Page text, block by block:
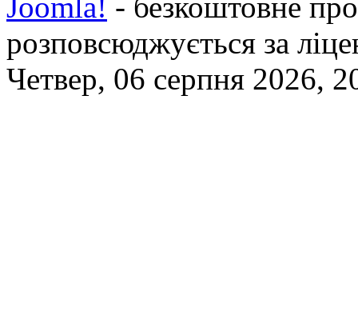
Joomla! - безкоштовне
розповсюджується за
Четвер, 06 серпня 2026,